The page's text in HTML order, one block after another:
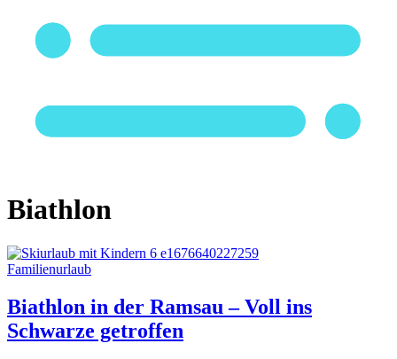
Biathlon
Familienurlaub
Biathlon in der Ramsau – Voll ins
Schwarze getroffen